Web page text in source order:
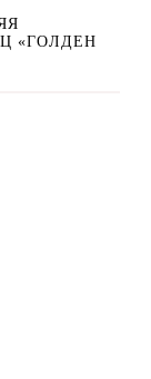
«ГОЛДЕН